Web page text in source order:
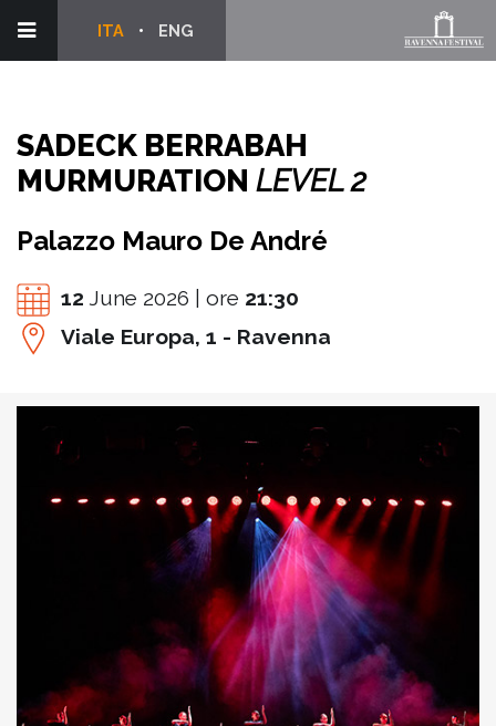
ENG
ITA
SADECK BERRABAH
MURMURATION LEVEL 2
Palazzo Mauro De André
12 June 2026 | ore 21:30
Viale Europa, 1 - Ravenna